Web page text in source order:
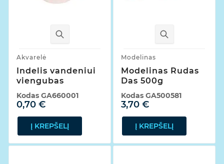
Akvarelė
Indelis vandeniui
viengubas
0,70 €
Kodas GA660001
Į KREPŠELĮ
Modelinas
Modelinas Rudas
Das 500g
3,70 €
Kodas GA500581
Į KREPŠELĮ